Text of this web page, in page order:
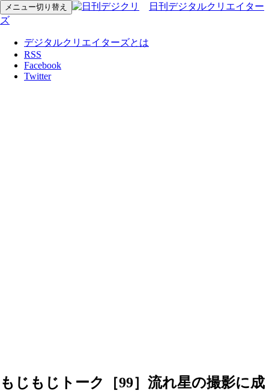
メニュー切り替え
日刊デジタルクリエイター
ズ
デジタルクリエイターズとは
RSS
Facebook
Twitter
もじもじトーク［99］流れ星の撮影に成